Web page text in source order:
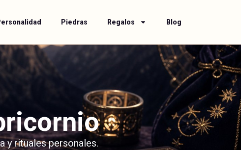
Piedras Regalos Blog
y rituales personales.